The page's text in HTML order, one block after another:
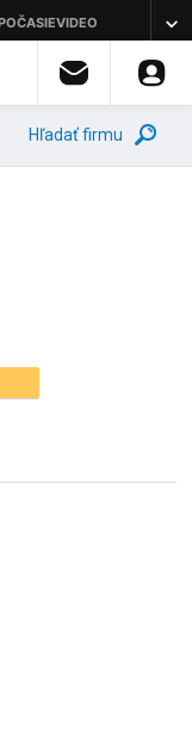
Hľadať firmu